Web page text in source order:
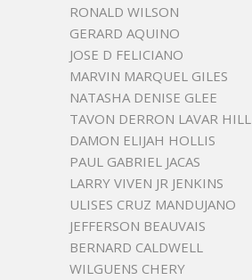
RONALD WILSON
GERARD AQUINO
JOSE D FELICIANO
MARVIN MARQUEL GILES
NATASHA DENISE GLEE
TAVON DERRON LAVAR HILL
DAMON ELIJAH HOLLIS
PAUL GABRIEL JACAS
LARRY VIVEN JR JENKINS
ULISES CRUZ MANDUJANO
JEFFERSON BEAUVAIS
BERNARD CALDWELL
WILGUENS CHERY